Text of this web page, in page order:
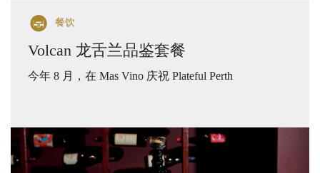
餐饮
Volcan 龙舌兰品鉴套餐
今年 8 月，在 Mas Vino 庆祝 Plateful Perth